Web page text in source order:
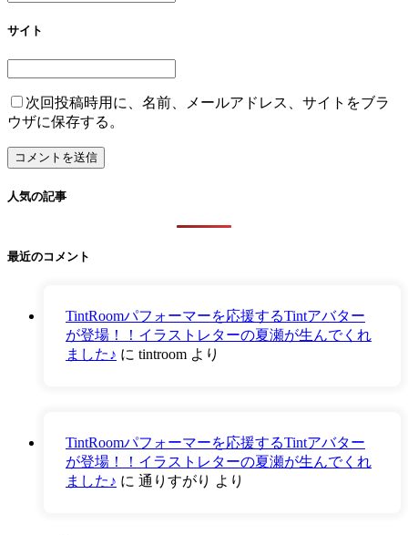
サイト
次回投稿時用に、名前、メールアドレス、サイトをブラ
ウザに保存する。
人気の記事
最近のコメント
TintRoomパフォーマーを応援するTintアバター
が登場！！イラストレターの夏瀬が生んでくれ
ました♪ に tintroom より
TintRoomパフォーマーを応援するTintアバター
が登場！！イラストレターの夏瀬が生んでくれ
ました♪ に 通りすがり より